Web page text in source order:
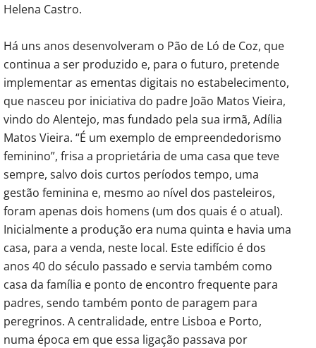
Helena Castro.
Há uns anos desenvolveram o Pão de Ló de Coz, que
continua a ser produzido e, para o futuro, pretende
implementar as ementas digitais no estabelecimento,
que nasceu por iniciativa do padre João Matos Vieira,
vindo do Alentejo, mas fundado pela sua irmã, Adília
Matos Vieira. “É um exemplo de empreendedorismo
feminino”, frisa a proprietária de uma casa que teve
sempre, salvo dois curtos períodos tempo, uma
gestão feminina e, mesmo ao nível dos pasteleiros,
foram apenas dois homens (um dos quais é o atual).
Inicialmente a produção era numa quinta e havia uma
casa, para a venda, neste local. Este edifício é dos
anos 40 do século passado e servia também como
casa da família e ponto de encontro frequente para
padres, sendo também ponto de paragem para
peregrinos. A centralidade, entre Lisboa e Porto,
numa época em que essa ligação passava por